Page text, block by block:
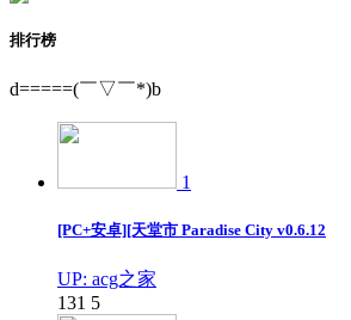
排行榜
d=====(￣▽￣*)b
1
[PC+安卓][天堂市 Paradise City v0.6.12
UP: acg之家
131 5